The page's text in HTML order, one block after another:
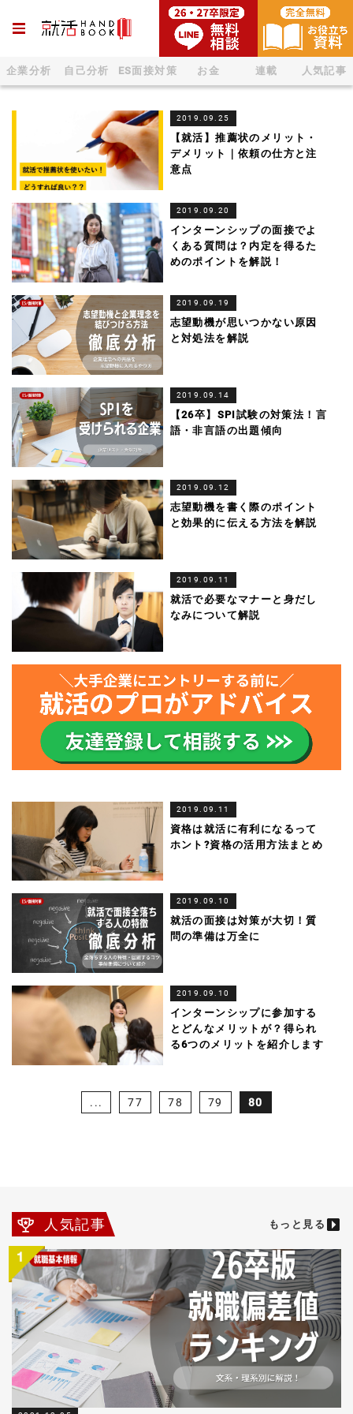
企業分析 自己分析 ES面接対策 お金 連載 人気記事
2019.09.25
【就活】推薦状のメリット・
デメリット｜依頼の仕方と注
意点
2019.09.20
インターンシップの面接でよ
くある質問は？内定を得るた
めのポイントを解説！
2019.09.19
志望動機が思いつかない原因
と対処法を解説
2019.09.14
【26卒】SPI試験の対策法！言
語・非言語の出題傾向
2019.09.12
志望動機を書く際のポイント
と効果的に伝える方法を解説
2019.09.11
就活で必要なマナーと身だし
なみについて解説
2019.09.11
資格は就活に有利になるって
ホント?資格の活用方法まとめ
2019.09.10
就活の面接は対策が大切！質
問の準備は万全に
2019.09.10
インターンシップに参加する
とどんなメリットが？得られ
る6つのメリットを紹介します
... 77 78 79 80
人気記事 もっと見る